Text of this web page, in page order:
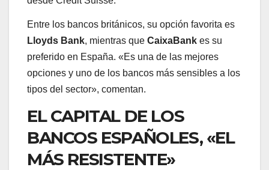
Entre los bancos británicos, su opción favorita es
Lloyds Bank, mientras que CaixaBank es su
preferido en España. «Es una de las mejores
opciones y uno de los bancos más sensibles a los
tipos del sector», comentan.
EL CAPITAL DE LOS
BANCOS ESPAÑOLES, «EL
MÁS RESISTENTE»